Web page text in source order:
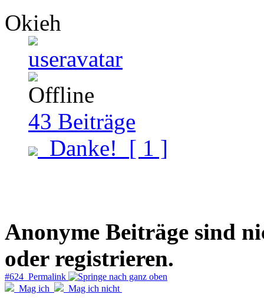
Okieh
43 Beiträge
Danke! [ 1 ]
Anonyme Beiträge sind
oder registrieren.
#624 Permalink
Mag ich
Mag ich nicht